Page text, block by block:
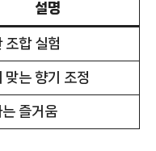
설명
조합 실험
맞는 향기 조정
즐거움